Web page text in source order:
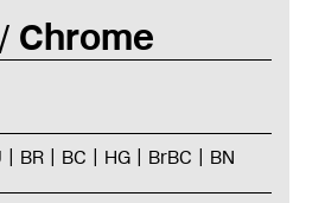
Chrome
BR BC HG BrBC BN